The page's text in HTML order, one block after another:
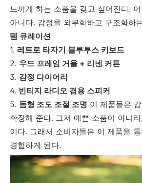
느끼게 하는 소품을 갖고 싶어진다.
아니다. 감정을 외부화하고 구조화하
템 큐레이션
1. 레트로 타자기 블루투스 키보드
2. 우드 프레임 거울 + 리넨 커튼
3. 감정 다이어리
4. 빈티지 라디오 겸용 스피커
5. 돔형 조도 조절 조명 이 제품들은
확장해 준다. 그저 예쁜 소품이 아니
이다. 그래서 소비자들은 이 제품을 통
경험하게 된다.